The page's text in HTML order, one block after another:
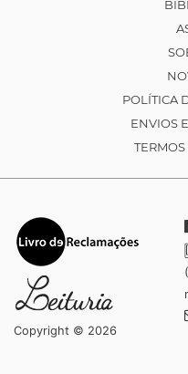
POLÍTICA
ENVIOS
Copyright © 2026